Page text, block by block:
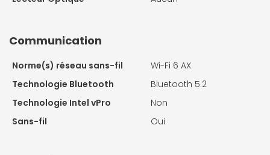
Communication
Norme(s) réseau sans-fil
Wi-Fi 6 AX
Technologie Bluetooth
Bluetooth 5.2
Technologie Intel vPro
Non
Sans-fil
Oui